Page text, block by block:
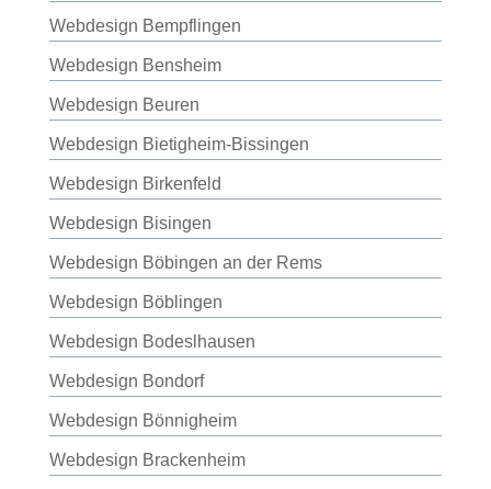
Webdesign Bempflingen
Webdesign Bensheim
Webdesign Beuren
Webdesign Bietigheim-Bissingen
Webdesign Birkenfeld
Webdesign Bisingen
Webdesign Böbingen an der Rems
Webdesign Böblingen
Webdesign Bodeslhausen
Webdesign Bondorf
Webdesign Bönnigheim
Webdesign Brackenheim